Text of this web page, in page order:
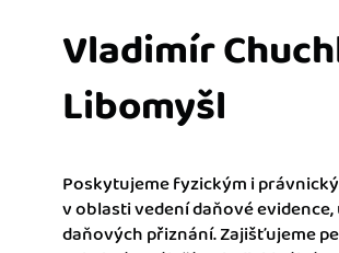
obchodními kontakty.
Hlídání cashflow
Vyměňte počítání za
o výdajích a příjmech.
Spolupráce s účetní
Dejte účetní to, co
přístup k vašim
Vladimír
Libomyšl
Poskytujeme fyzickým i
v oblasti vedení daňové
daňových přiznání. Zajišťujeme